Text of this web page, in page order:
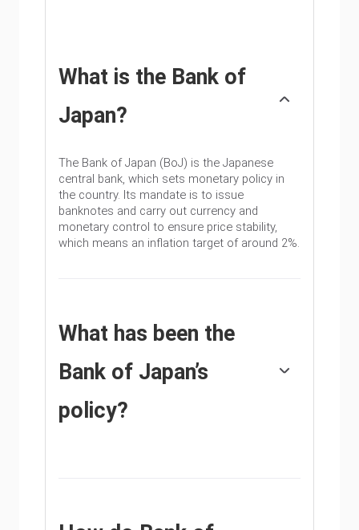
What is the Bank of
Japan?
The Bank of Japan (BoJ) is the Japanese
central bank, which sets monetary policy in
the country. Its mandate is to issue
banknotes and carry out currency and
monetary control to ensure price stability,
which means an inflation target of around 2%.
What has been the
Bank of Japan’s
policy?
based on Quantitative and Qualitative Easing